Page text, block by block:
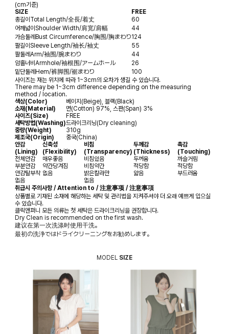
(cm기준)
SIZE
FREE
총길이Total Length/全長/着丈
60
어깨넓이Shoulder Width/肩宽/肩幅
44
가슴둘레Bust Circumference/胸围/胸まわり124
팔길이Sleeve Length/袖长/袖丈
55
팔둘레Arm/袖围/腕まわり
44
암홀너비Armhole/袖根围/アームホール
26
밑단둘레Hem/裤脚围/裾まわり
100
사이즈는 재는 위치에 따라 1~3cm의 오차가 생길 수 있습니다.
There may be 1~3cm difference depending on the measuring
method / location.
색상(Color)
베이지(Beige), 블랙(Black)
소재(Material)
면(Cotton) 97%, 스판(Span) 3%
사이즈(Size)
FREE
세탁방법(Washing)드라이크리닝(Dry cleaning)
중량(Weight)
310g
제조국(Origin)
중국(China)
안감
(Lining)
신축성
(Flexibility)
비침
(Transparency)
두께감
(Thickness)
촉감
(Touching)
전체안감
매우좋음 비침있음 두꺼움
까슬거림
부분안감
약간당겨짐 비침약간 적당함
적당함
안감탈부착 없음 밝은칼라만 얇음
부드러움
없음
없음
취급시 주의사항 / Attention to / 注意事项 / 注意事項
상품별로 기재된 소재에 해당하는 세탁 및 관리법을 지켜주셔야 더 오래 예쁘게 입으실
수 있습니다.
클릭앤퍼니 모든 의류는 첫 세탁은 드라이크리닝을 권장합니다.
Dry Clean is recommended on the first wash.
建议在第一次洗涤时使用干洗。
最初の洗浄ではドライクリーニングをお勧めします。
MODEL SIZE